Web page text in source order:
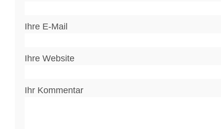
Ihre E-Mail
Ihre Website
Ihr Kommentar